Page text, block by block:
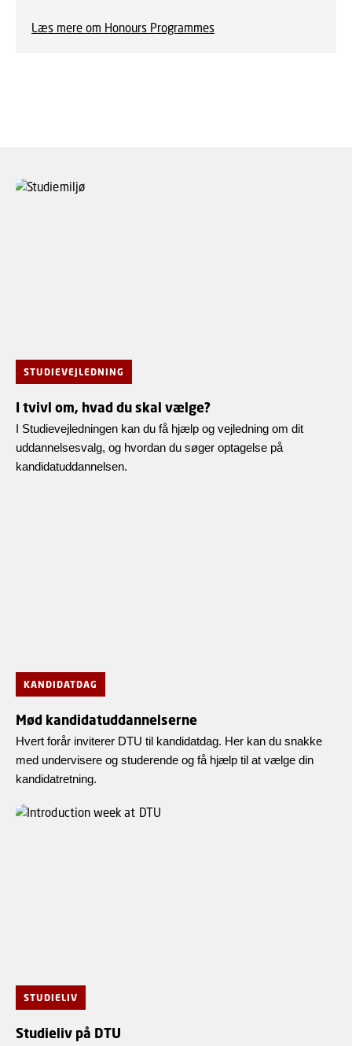
Læs mere om Honours Programmes
STUDIEVEJLEDNING
I tvivl om, hvad du skal vælge?
I Studievejledningen kan du få hjælp og vejledning om dit
uddannelsesvalg, og hvordan du søger optagelse på
kandidatuddannelsen.
KANDIDATDAG
Mød kandidatuddannelserne
Hvert forår inviterer DTU til kandidatdag. Her kan du snakke
med undervisere og studerende og få hjælp til at vælge din
kandidatretning.
STUDIELIV
Studieliv på DTU